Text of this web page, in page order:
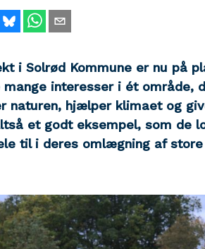
i Solrød Kommune er nu på
interesser i ét område,
naturen, hjælper klimaet og
et godt eksempel, som de
til i deres omlægning af